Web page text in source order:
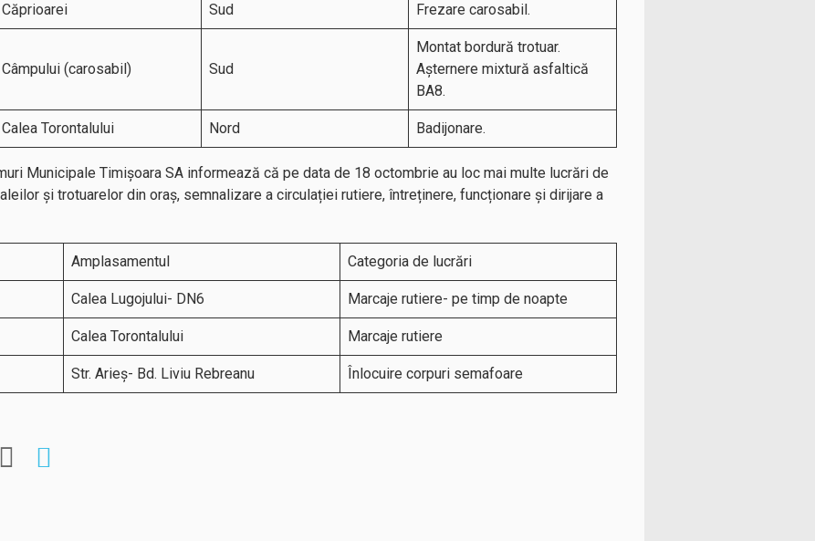
Căprioarei Sud Frezare carosabil.
Câmpului (carosabil) Sud
Montat bordură trotuar.
Așternere mixtură asfaltică
BA8.
Calea Torontalului Nord Badijonare.
Municipale Timișoara SA informează că pe data de 18 octombrie au loc mai multe lucrări de
și trotuarelor din oraș, semnalizare a circulației rutiere, întreținere, funcționare și dirijare a
Amplasamentul Categoria de lucrări
Calea Lugojului- DN6 Marcaje rutiere- pe timp de noapte
Calea Torontalului Marcaje rutiere
Str. Arieș- Bd. Liviu Rebreanu Înlocuire corpuri semafoare